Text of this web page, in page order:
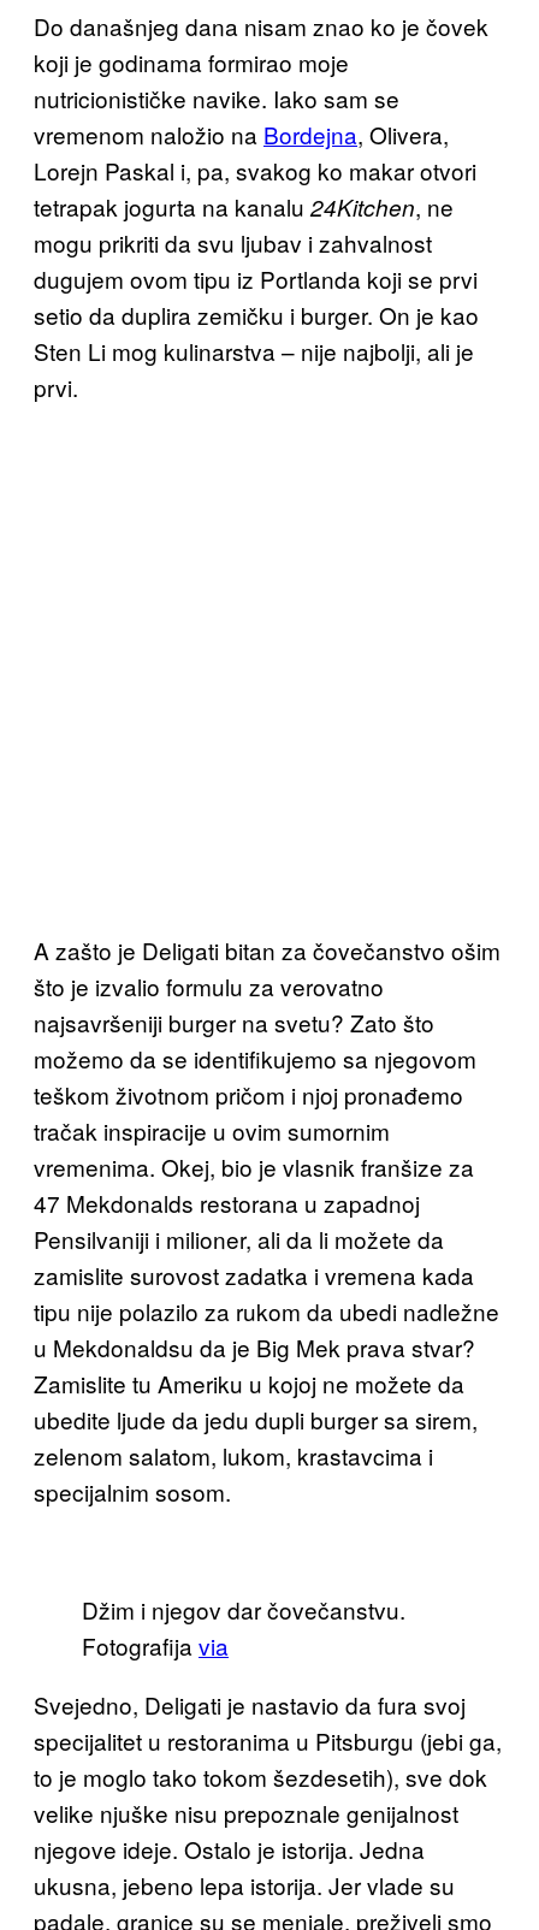
Do današnjeg dana nisam znao ko je čovek
koji je godinama formirao moje
nutricionističke navike. Iako sam se
vremenom naložio na Bordejna, Olivera,
Lorejn Paskal i, pa, svakog ko makar otvori
tetrapak jogurta na kanalu 24Kitchen, ne
mogu prikriti da svu ljubav i zahvalnost
dugujem ovom tipu iz Portlanda koji se prvi
setio da duplira zemičku i burger. On je kao
Sten Li mog kulinarstva – nije najbolji, ali je
prvi.
A zašto je Deligati bitan za čovečanstvo ošim
što je izvalio formulu za verovatno
najsavršeniji burger na svetu? Zato što
možemo da se identifikujemo sa njegovom
teškom životnom pričom i njoj pronađemo
tračak inspiracije u ovim sumornim
vremenima. Okej, bio je vlasnik franšize za
47 Mekdonalds restorana u zapadnoj
Pensilvaniji i milioner, ali da li možete da
zamislite surovost zadatka i vremena kada
tipu nije polazilo za rukom da ubedi nadležne
u Mekdonaldsu da je Big Mek prava stvar?
Zamislite tu Ameriku u kojoj ne možete da
ubedite ljude da jedu dupli burger sa sirem,
zelenom salatom, lukom, krastavcima i
specijalnim sosom.
Džim i njegov dar čovečanstvu.
Fotografija via
Svejedno, Deligati je nastavio da fura svoj
specijalitet u restoranima u Pitsburgu (jebi ga,
to je moglo tako tokom šezdesetih), sve dok
velike njuške nisu prepoznale genijalnost
njegove ideje. Ostalo je istorija. Jedna
ukusna, jebeno lepa istorija. Jer vlade su
padale, granice su se menjale, preživeli smo